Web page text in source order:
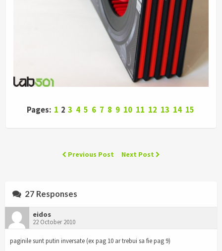
Pages: 1 2 3 4 5 6 7 8 9 10 11 12 13 14 15
Previous Post Next Post
27 Responses
eidos
22 October 2010
paginile sunt putin inversate (ex pag 10 ar trebui sa fie pag 9)